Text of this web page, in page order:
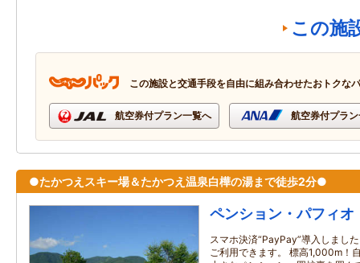
この施
この施設と交通手段を自由に組み合わせたおトクな
航空券付プラン一覧へ 航空券付プラ
●たかつえスキー場＆たかつえ温泉白樺の湯まで徒歩2分●
ペンション・パフィオ
スマホ決済“PayPay”導入しまし
ご利用できます。 標高1,000m！